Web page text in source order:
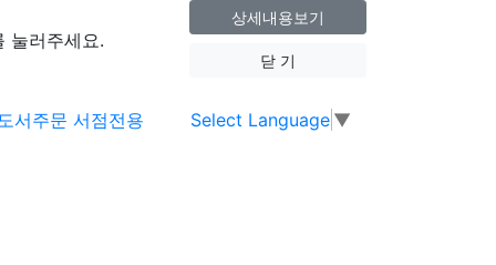
눌러주세요.
상세내용보기
닫 기
Select Language ▼